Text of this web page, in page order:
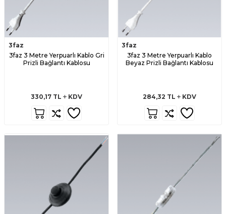
3faz
3faz 3 Metre Yerpuarlı Kablo Gri
Prizli Bağlantı Kablosu
330,17 TL KDV
3faz
3faz 3 Metre Yerpuarlı Kablo
Beyaz Prizli Bağlantı Kablosu
284,32 TL KDV